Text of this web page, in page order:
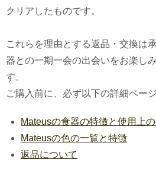
クリアしたものです。
これらを理由とする返品・交換は
器との一期一会の出会いをお楽し
す。
ご購入前に、必ず以下の詳細ペー
Mateusの食器の特徴と使用上
Mateusの色の一覧と特徴
返品について